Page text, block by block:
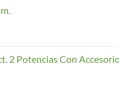
€
2 Potencias Con